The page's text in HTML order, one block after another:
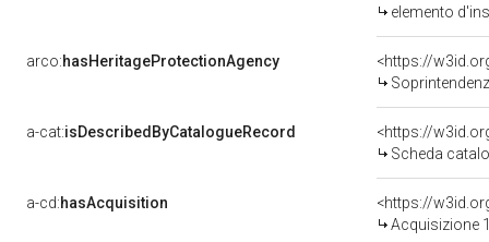
elemento
arco:hasHeritageProtectionAgency
<https://
a-cat:isDescribedByCatalogueRecord
<https://
Scheda
a-cd:hasAcquisition
<https://
Acquisizione